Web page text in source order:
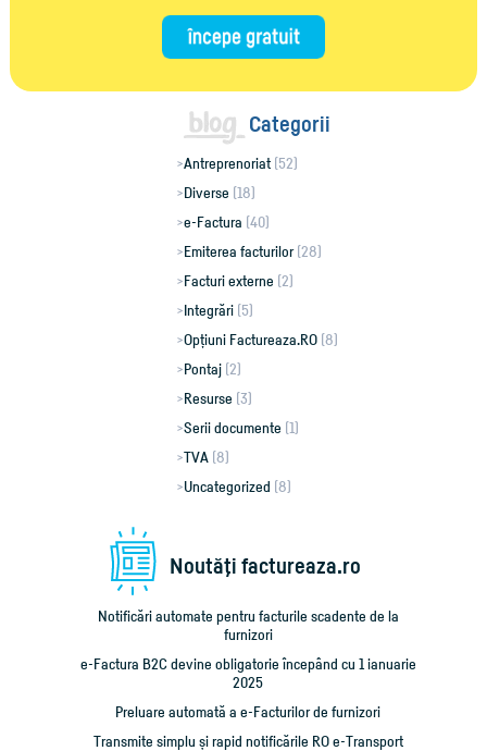
Categorii
Antreprenoriat (52)
Diverse (18)
e-Factura (40)
Emiterea facturilor(28)
Facturi externe (2)
Integrări (5)
Opțiuni Factureaza.RO (8)
Pontaj (2)
Resurse (3)
Serii documente (1)
TVA (8)
Uncategorized (8)
Noutăţi factureaza.ro
Notificări automate pentru facturile scadente de la
furnizori
e-Factura B2C devine obligatorie începând cu 1 ianuarie
2025
Preluare automată a e-Facturilor de furnizori
Transmite simplu și rapid notificările RO e-Transport